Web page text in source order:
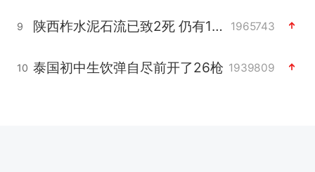
9 陕西柞水泥石流已致2死 仍有1人失联 1965743
10 泰国初中生饮弹自尽前开了26枪 1939809